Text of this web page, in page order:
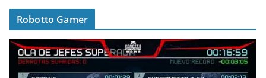
Robotto Gamer